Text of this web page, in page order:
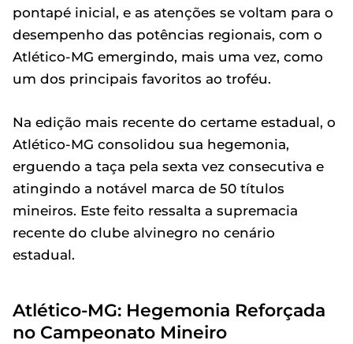
pontapé inicial, e as atenções se voltam para o
desempenho das potências regionais, com o
Atlético-MG emergindo, mais uma vez, como
um dos principais favoritos ao troféu.
Na edição mais recente do certame estadual, o
Atlético-MG consolidou sua hegemonia,
erguendo a taça pela sexta vez consecutiva e
atingindo a notável marca de 50 títulos
mineiros. Este feito ressalta a supremacia
recente do clube alvinegro no cenário
estadual.
Atlético-MG: Hegemonia Reforçada
no Campeonato Mineiro